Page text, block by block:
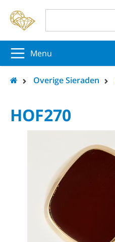
Menu
Overige Sieraden
HOF270